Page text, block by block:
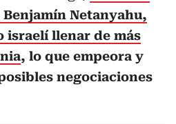
Netanyahu,
israelí llenar de más
, lo que empeora y
negociaciones